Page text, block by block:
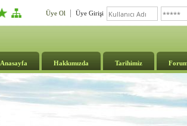
Üye Ol Üye Girişi
Anasayfa Hakkımızda Tarihimiz